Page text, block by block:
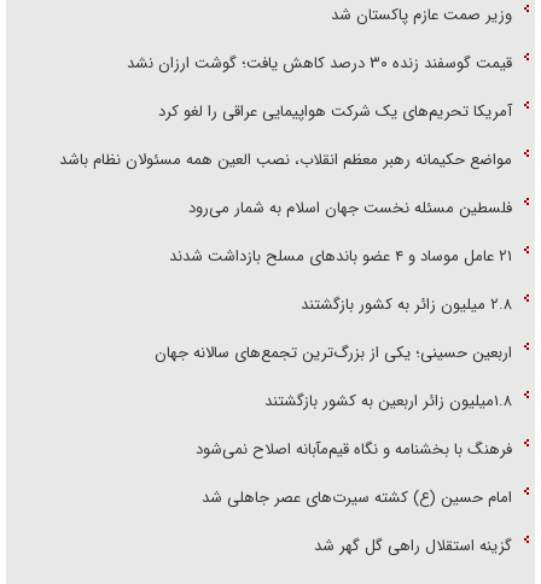
وزیر صمت عازم پاکستان شد
قیمت گوسفند زنده ۳۰ درصد کاهش یافت؛ گوشت ارزان نشد
آمریکا تحریم‌های یک شرکت هواپیمایی عراقی را لغو کرد
مواضع حکیمانه رهبر معظم انقلاب، نصب العین همه مسئولان نظام باشد
فلسطین مسئله نخست جهان اسلام به شمار می‌رود
۲۱ عامل موساد و ۴ عضو باند‌های مسلح بازداشت شدند
۲.۸ میلیون زائر به کشور بازگشتند
اربعین حسینی؛ یکی از بزرگ‌ترین تجمع‌های سالانه جهان
۱.۸میلیون زائر اربعین به کشور بازگشتند
فرهنگ با بخشنامه و نگاه قیم‌مآبانه اصلاح نمی‌شود
امام حسین (ع) کشته سیرت‌های عصر جاهلی شد
گزینه استقلال راهی گل گهر شد